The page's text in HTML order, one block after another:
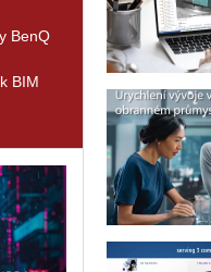
BenQ
BIM